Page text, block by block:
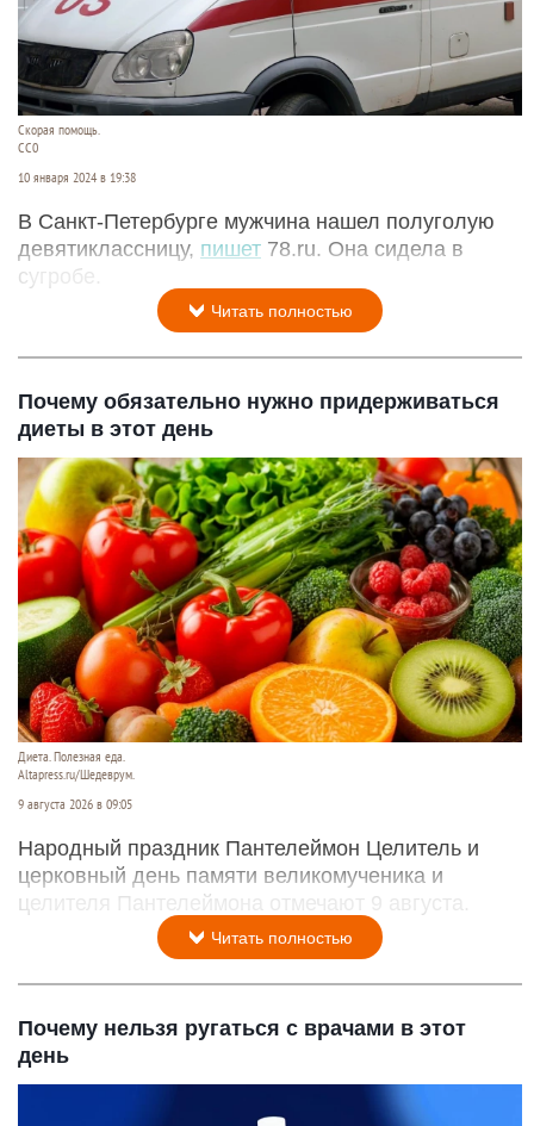
Скорая помощь.
СС0
10 января 2024 в 19:38
В Санкт-Петербурге мужчина нашел полуголую
девятиклассницу, пишет 78.ru. Она сидела в
сугробе.
Читать полностью
Почему обязательно нужно придерживаться
диеты в этот день
Диета. Полезная еда.
Altapress.ru/Шедеврум.
9 августа 2026 в 09:05
Народный праздник Пантелеймон Целитель и
церковный день памяти великомученика и
целителя Пантелеймона отмечают 9 августа.
Читать полностью
Почему нельзя ругаться с врачами в этот
день